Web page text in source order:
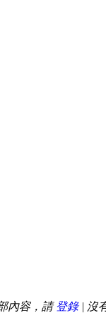
內容，請登錄| 沒